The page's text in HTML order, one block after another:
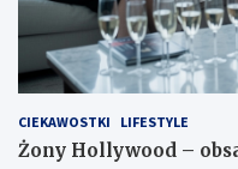
CIEKAWOSTKI LIFESTYLE
Żony Hollywood –